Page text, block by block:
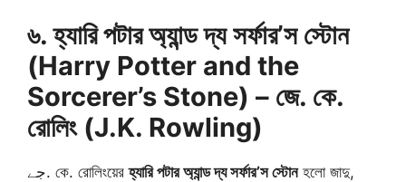
৬. হ্যারি পটার অ্যান্ড দ্য সর্ফার’স স্টোন
(Harry Potter and the
Sorcerer’s Stone) – জে. কে.
রোলিং (J.K. Rowling)
جے. কে. রোলিংয়েরহ্যারি পটার অ্যান্ড দ্য সর্ফার’স স্টোনহলো জাদু,